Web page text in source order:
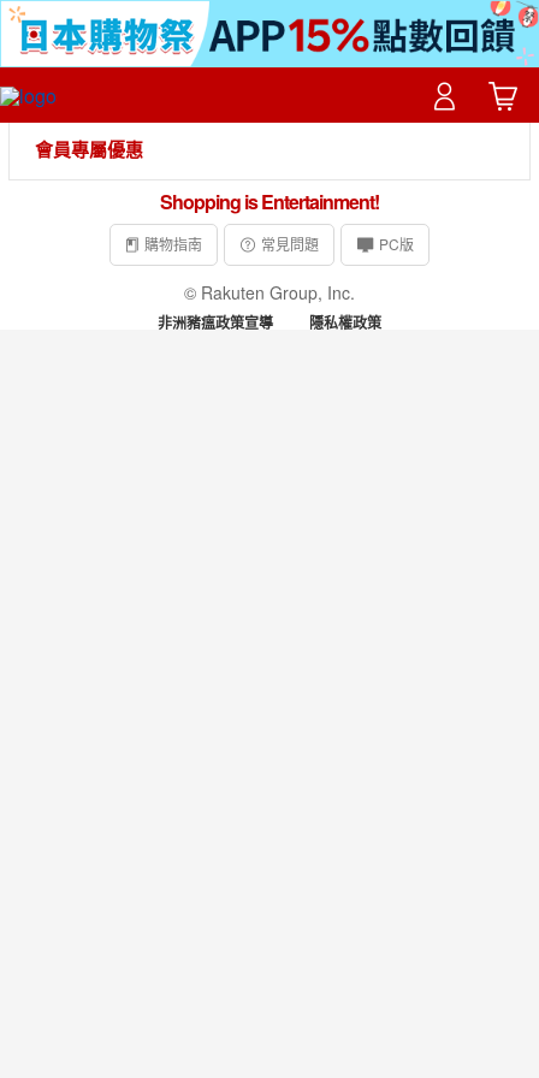
會員專屬優惠
Shopping is Entertainment!
購物指南 常見問題 PC版
© Rakuten Group, Inc.
非洲豬瘟政策宣導 隱私權政策